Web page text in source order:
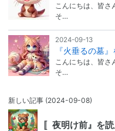
こんにちは、皆さ
そ…
2024-09-13
『火垂るの墓
こんにちは、皆さ
そ…
新しい記事 (2024-09-08)
〚夜明け前』を